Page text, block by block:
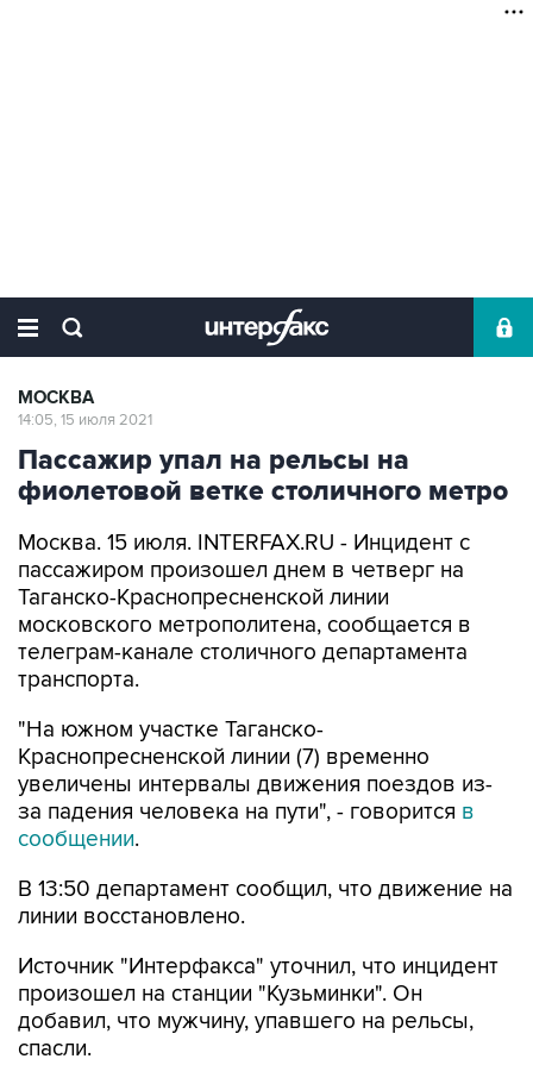
МОСКВА
14:05, 15 июля 2021
Пассажир упал на рельсы на
фиолетовой ветке столичного метро
Москва. 15 июля. INTERFAX.RU - Инцидент с
пассажиром произошел днем в четверг на
Таганско-Краснопресненской линии
московского метрополитена, сообщается в
телеграм-канале столичного департамента
транспорта.
"На южном участке Таганско-
Краснопресненской линии (7) временно
увеличены интервалы движения поездов из-
за падения человека на пути", - говорится в
сообщении.
В 13:50 департамент сообщил, что движение на
линии восстановлено.
Источник "Интерфакса" уточнил, что инцидент
произошел на станции "Кузьминки". Он
добавил, что мужчину, упавшего на рельсы,
спасли.